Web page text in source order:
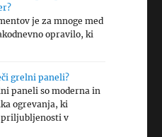
je za mnoge med
opravilo, ki
grelni paneli?
paneli so moderna in
ogrevanja, ki
priljubljenosti v